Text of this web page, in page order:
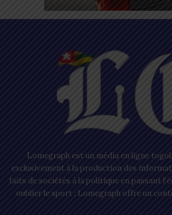
Lomegraph est un média en ligne
exclusivement à la production des
faits de sociétés à la politique en passant
oublier le sport ; Lomegraph offre un